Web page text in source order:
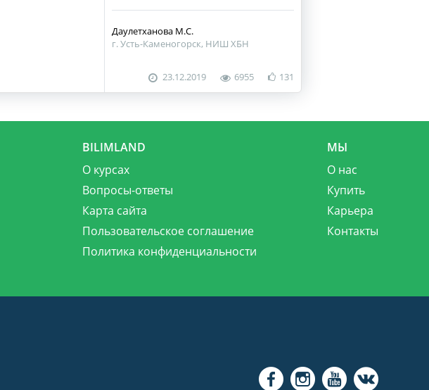
Даулетханова М.С.
г. Усть-Каменогорск, НИШ ХБН
23.12.2019 6955 131
BILIMLAND
О курсах
Вопросы-ответы
Карта сайта
Пользовательское соглашение
Политика конфиденциальности
МЫ
О нас
Купить
Карьера
Контакты